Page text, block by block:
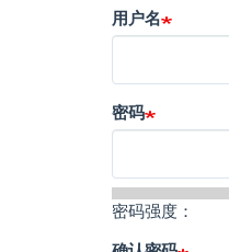
用户名
密码
密码强度：